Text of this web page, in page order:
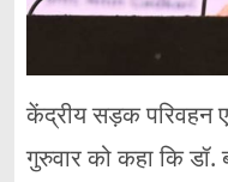
केंद्रीय सड़क परिवहन
गुरुवार को कहा कि डॉ.